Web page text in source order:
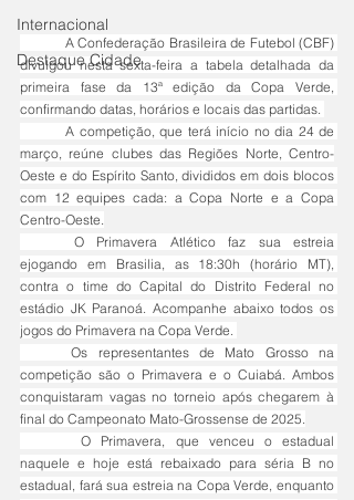
Internacional
Destaque Cidade
divulgou nesta sexta-feira a tabela detalhada da
primeira fase da 13ª edição da Copa Verde,
confirmando datas, horários e locais das partidas.
	A competição, que terá início no dia 24 de
março, reúne clubes das Regiões Norte, Centro-
Oeste e do Espírito Santo, divididos em dois blocos
com 12 equipes cada: a Copa Norte e a Copa
Centro-Oeste.
ejogando em Brasilia, as 18:30h (horário MT),
contra o time do Capital do Distrito Federal no
estádio JK Paranoá. Acompanhe abaixo todos os
jogos do Primavera na Copa Verde.
	Os representantes de Mato Grosso na
competição são o Primavera e o Cuiabá. Ambos
conquistaram vagas no torneio após chegarem à
final do Campeonato Mato-Grossense de 2025.
naquele e hoje está rebaixado para séria B no
estadual, fará sua estreia na Copa Verde, enquanto